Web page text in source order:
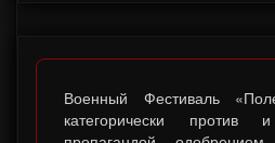
Военный Фестиваль
категорически